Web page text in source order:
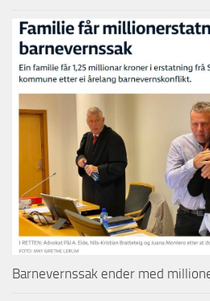
Barnevernssak ender med